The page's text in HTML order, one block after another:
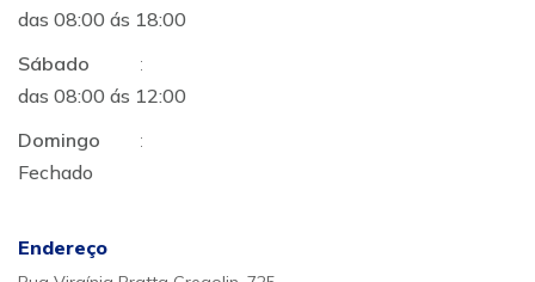
das 08:00 ás 18:00
Sábado
:
das 08:00 ás 12:00
Domingo
:
Fechado
Endereço